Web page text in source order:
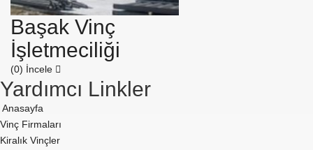
Başak Vinç
İşletmeciliği
(0) İncele
Yardımcı Linkler
Anasayfa
Vinç Firmaları
Kiralık Vinçler